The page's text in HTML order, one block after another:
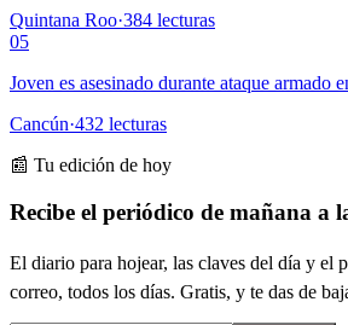
Quintana Roo·384 lecturas
05
Joven es asesinado durante ataque armado
Cancún·432 lecturas
📰 Tu edición de hoy
Recibe el periódico de mañana a
El diario para hojear, las claves del día y el
correo, todos los días. Gratis, y te das de